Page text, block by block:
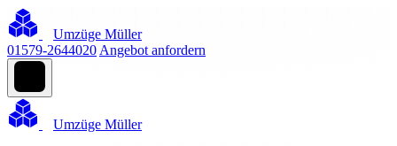
Umzüge Müller
01579-2644020 Angebot anfordern
Umzüge Müller